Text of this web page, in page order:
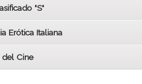
"S"
Erótica Italiana
del Cine